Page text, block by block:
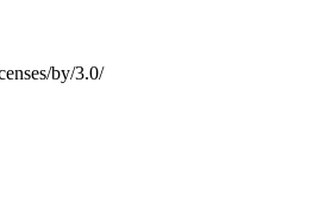
by/3.0/